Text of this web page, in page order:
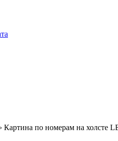
› Картина по номерам на холсте